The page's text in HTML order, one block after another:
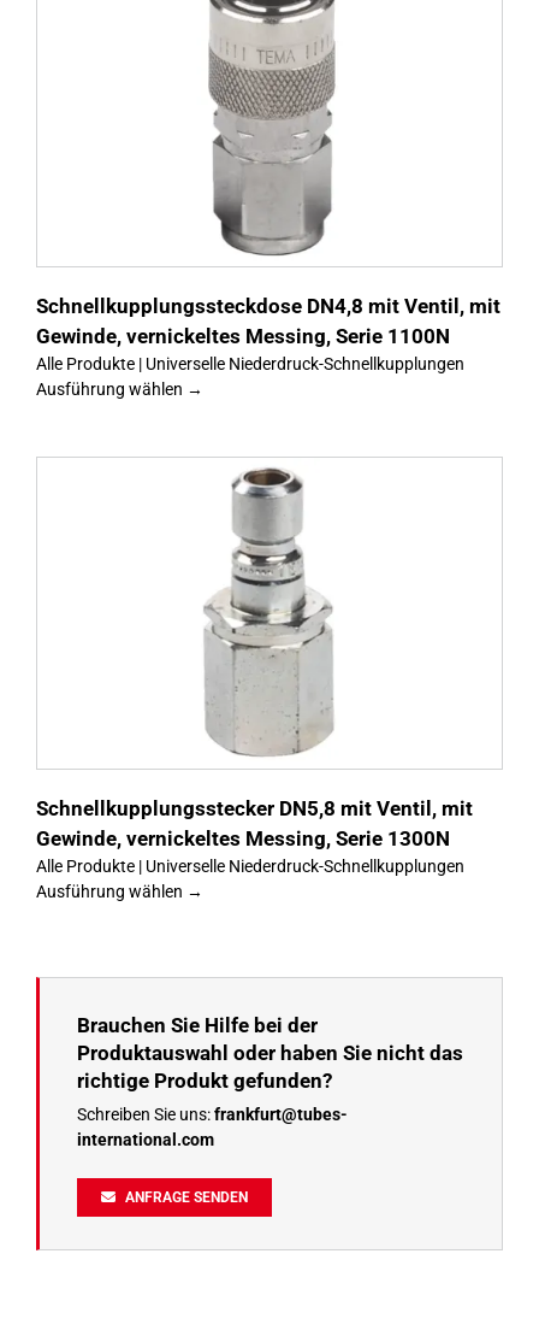
Schnellkupplungssteckdose DN4,8 mit Ventil, mit
Gewinde, vernickeltes Messing, Serie 1100N
Alle Produkte | Universelle Niederdruck-Schnellkupplungen
Ausführung wählen →
Schnellkupplungsstecker DN5,8 mit Ventil, mit
Gewinde, vernickeltes Messing, Serie 1300N
Alle Produkte | Universelle Niederdruck-Schnellkupplungen
Ausführung wählen →
Brauchen Sie Hilfe bei der
Produktauswahl oder haben Sie nicht das
richtige Produkt gefunden?
Schreiben Sie uns:frankfurt@tubes-
international.com
ANFRAGE SENDEN